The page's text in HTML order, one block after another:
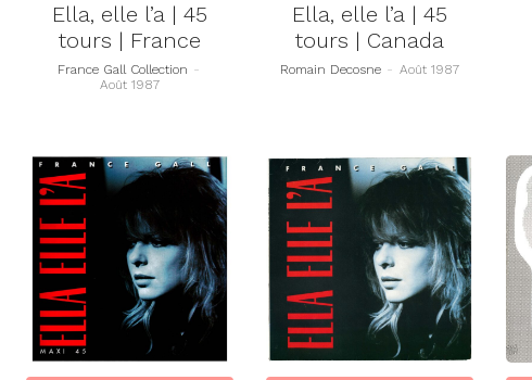
Ella, elle l’a | 45
tours | France
France Gall Collection -
Août 1987
Ella, elle l’a | 45
tours | Canada
Romain Decosne - Août 1987